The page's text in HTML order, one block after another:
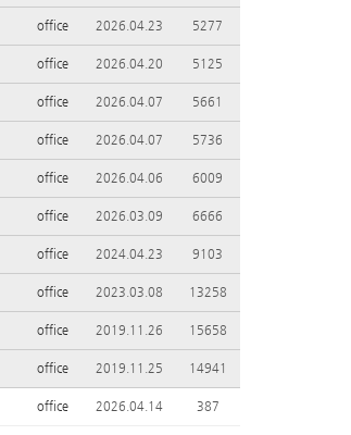
office 2026.04.23 5277
office 2026.04.20 5125
office 2026.04.07 5661
office 2026.04.07 5736
office 2026.04.06 6009
office 2026.03.09 6666
office 2024.04.23 9103
office 2023.03.08 13258
office 2019.11.26 15658
office 2019.11.25 14941
office 2026.04.14 387